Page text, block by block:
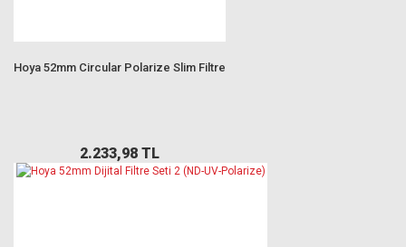
Hoya 52mm Circular Polarize Slim Filtre
2.233,98 TL